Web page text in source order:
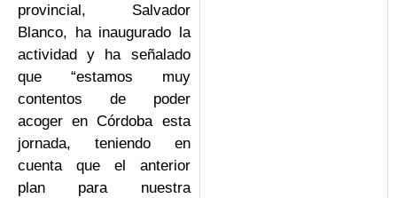
provincial, Salvador
Blanco, ha inaugurado la
actividad y ha señalado
que “estamos muy
contentos de poder
acoger en Córdoba esta
jornada, teniendo en
cuenta que el anterior
plan para nuestra